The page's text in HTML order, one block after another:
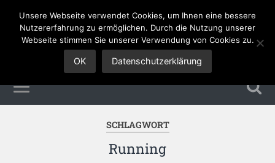
Sales Jobs
SCHLAGWORT
Running
Unsere Webseite verwendet Cookies, um Ihnen eine bessere
Nutzererfahrung zu ermöglichen. Durch die Nutzung unserer
Webseite stimmen Sie unserer Verwendung von Cookies zu.
OK Datenschutzerklärung